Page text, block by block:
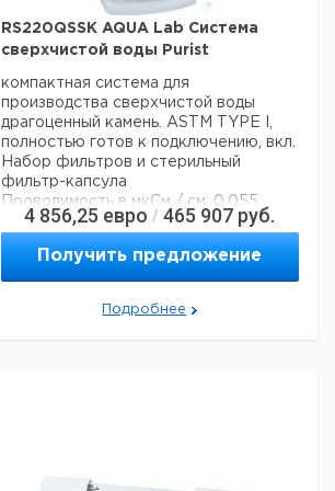
Темп. режим хранения:
C
RS220QSSK AQUA Lab Система
сверхчистой воды Purist
компактная система для
производства сверхчистой воды
драгоценный камень. ASTM TYPE I,
полностью готов к подключению, вкл.
Набор фильтров и стерильный
фильтр-капсула
Проводимость в мкСм / см: 0,055
Сопротивление в MQ х см: 18,2
Производительность по выводу в л /
мин.: 1,5
Значение оглавления в ppb: <5
Содержание бактерий в КОЕ / мл: <1
Содержание частиц на мл: <1
4 856,25 евро / 465 907 руб.
Получить предложение
Подробнее